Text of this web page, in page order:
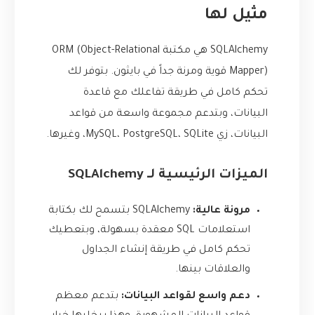
مثيل لها
SQLAlchemy هي مكتبة ORM (Object-Relational
Mapper) قوية ومرنة جداً في بايثون. بتوفر لك
تحكم كامل في طريقة تفاعلك مع قاعدة
البيانات، وبتدعم مجموعة واسعة من قواعد
البيانات، زي MySQL، PostgreSQL، SQLite، وغيرها.
الميزات الرئيسية لـ SQLAlchemy
مرونة عالية:
SQLAlchemy بتسمح لك بكتابة
استعلامات SQL معقدة بسهولة، وبتعطيك
تحكم كامل في طريقة إنشاء الجداول
والعلاقات بينها.
دعم واسع لقواعد البيانات: بتدعم معظم